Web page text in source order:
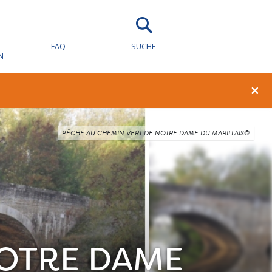
FAQ SUCHE
×
DAME
PÊCHE AU CHEMIN VERT DE NOTRE DAME DU MARILLAIS©